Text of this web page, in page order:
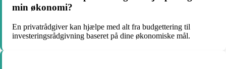
min økonomi?
En privatrådgiver kan hjælpe med alt fra budgettering til
investeringsrådgivning baseret på dine økonomiske mål.